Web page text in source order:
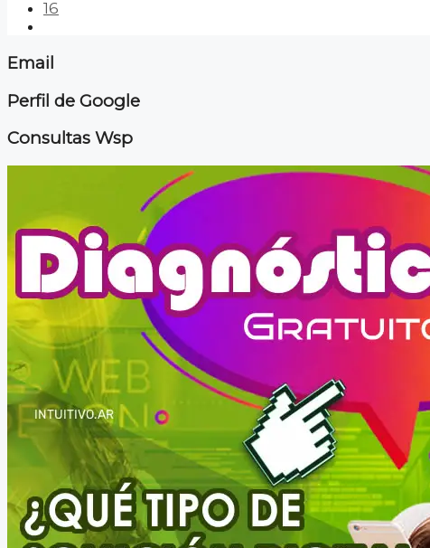
16
Email
Perfil de Google
Consultas Wsp